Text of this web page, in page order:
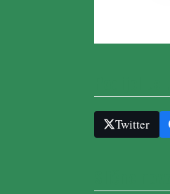
Twitter